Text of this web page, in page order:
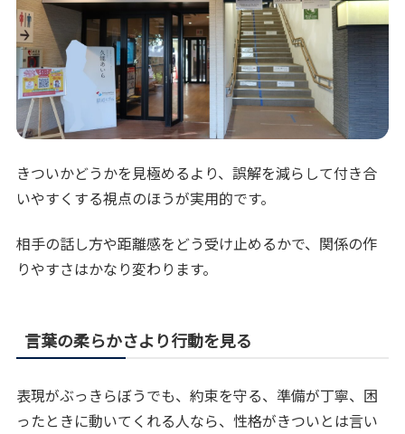
きついかどうかを見極めるより、誤解を減らして付き合
いやすくする視点のほうが実用的です。
相手の話し方や距離感をどう受け止めるかで、関係の作
りやすさはかなり変わります。
言葉の柔らかさより行動を見る
表現がぶっきらぼうでも、約束を守る、準備が丁寧、困
ったときに動いてくれる人なら、性格がきついとは言い